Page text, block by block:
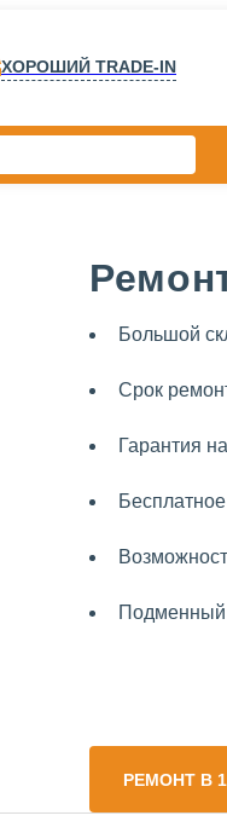
ХОРОШИЙ TRADE-IN
Большой
Срок
Гарантия
Подменный
РЕМОНТ В